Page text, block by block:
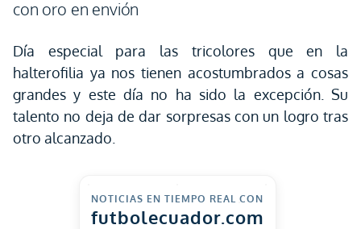
con oro en envión
Día especial para las tricolores que en la
halterofilia ya nos tienen acostumbrados a cosas
grandes y este día no ha sido la excepción. Su
talento no deja de dar sorpresas con un logro tras
otro alcanzado.
NOTICIAS EN TIEMPO REAL CON
futbolecuador.com